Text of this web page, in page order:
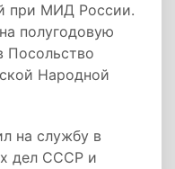
при МИД России.
полугодовую
Посольство
Народной
на службу в
дел СССР и